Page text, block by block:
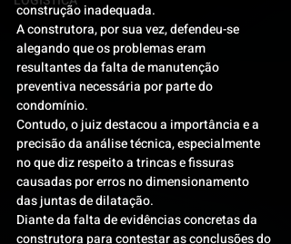
construção inadequada.
A construtora, por sua vez, defendeu-se
alegando que os problemas eram
resultantes da falta de manutenção
preventiva necessária por parte do
condomínio.
Contudo, o juiz destacou a importância e a
precisão da análise técnica, especialmente
no que diz respeito a trincas e fissuras
causadas por erros no dimensionamento
das juntas de dilatação.
Diante da falta de evidências concretas da
construtora para contestar as conclusões do